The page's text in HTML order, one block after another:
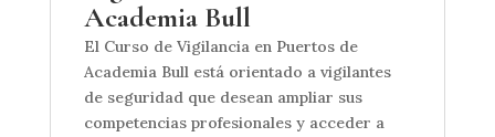
Academia Bull
El Curso de Vigilancia en Puertos de
Academia Bull está orientado a vigilantes
de seguridad que desean ampliar sus
competencias profesionales y acceder a